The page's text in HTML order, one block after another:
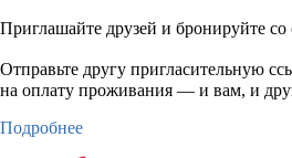
Приглашайте друзей и бронируйте со
Отправьте другу пригласительную
на оплату проживания — и вам, и
Подробнее